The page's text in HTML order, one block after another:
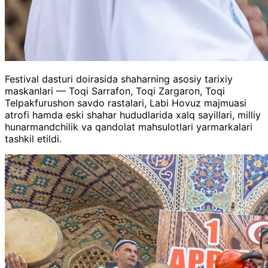
Festival dasturi doirasida shaharning asosiy tarixiy
maskanlari — Toqi Sarrafon, Toqi Zargaron, Toqi
Telpakfurushon savdo rastalari, Labi Hovuz majmuasi
atrofi hamda eski shahar hududlarida xalq sayillari, milliy
hunarmandchilik va qandolat mahsulotlari yarmarkalari
tashkil etildi.